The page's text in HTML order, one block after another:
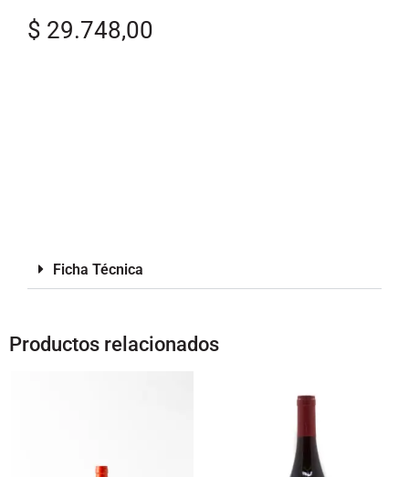
$ 29.748,00
Ficha Técnica
Productos relacionados